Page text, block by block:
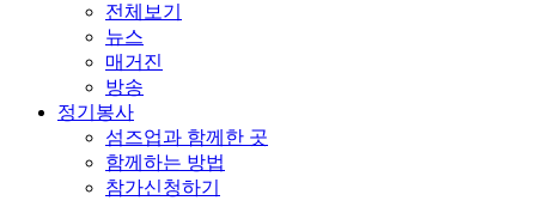
전체보기
뉴스
매거진
방송
정기봉사
섬즈업과 함께한 곳
함께하는 방법
참가신청하기